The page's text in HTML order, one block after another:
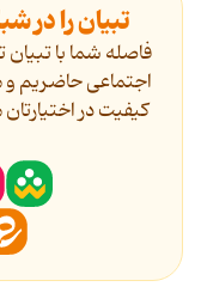
تبیان را در
فاصله شما با
اجتماعی حاضریم و
کیفیت در